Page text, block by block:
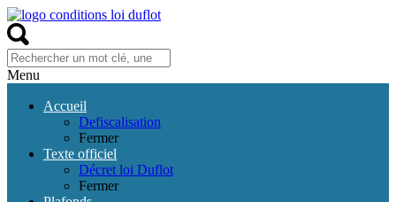
Menu
Accueil
Defiscalisation
Fermer
Texte officiel
Décret loi Duflot
Fermer